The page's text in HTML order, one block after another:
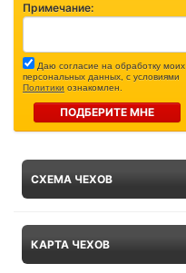
Примечание:
Даю согласие на обработку моих
персональных данных, с условиями
Политики ознакомлен.
ПОДБЕРИТЕ МНЕ
СХЕМА ЧЕХОВ
КАРТА ЧЕХОВ